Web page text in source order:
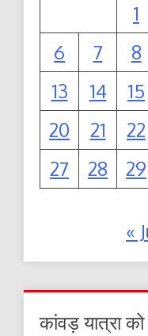
1
6
7 8
13
14 15
20
21 22
27
28 29
«
कांवड़ यात्रा